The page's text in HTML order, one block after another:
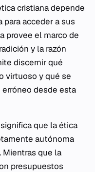
cristiana depende
acceder a sus
provee el marco de
y la razón
discernir qué
virtuoso y qué se
desde esta
que la ética
autónoma
Mientras que la
presupuestos